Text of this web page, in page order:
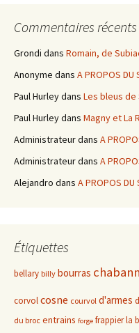
Commentaires récents
Grondi dans Romain, de
Anonyme dans A PROPOS DU
Paul Hurleydans Les bleus de
Paul Hurleydans Magny et La
Administrateurdans A
Administrateurdans A
Alejandro dans A PROPOS
Étiquettes
bellary billy bourras
corvolcosne courvol d'armes
du broc entrains forge frappierla